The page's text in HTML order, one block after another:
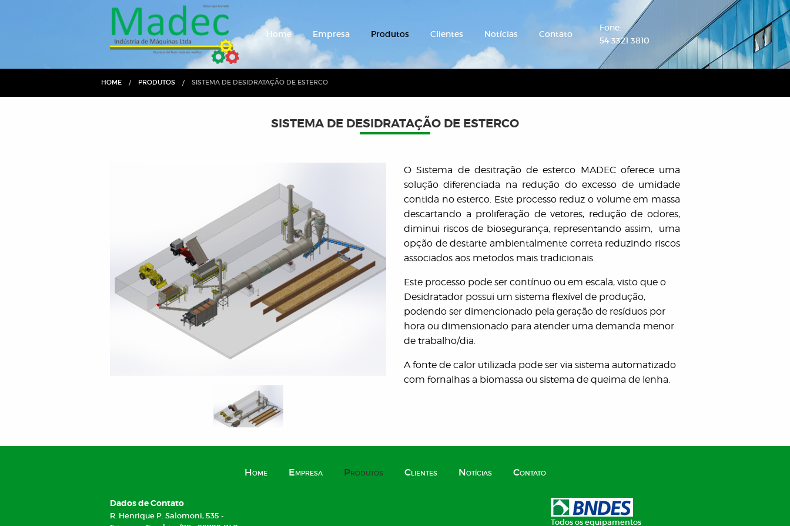
Home Empresa Produtos Clientes Notícias Contato
Fone:
54 3321 3810
HOME PRODUTOS CURRENT:
SISTEMA DE DESIDRATAÇÃO DE ESTERCO
SISTEMA DE DESIDRATAÇÃO DE ESTERCO
O Sistema de desitração de esterco MADEC oferece uma
solução diferenciada na redução do excesso de umidade
contida no esterco. Este processo reduz o volume em massa
descartando a proliferação de vetores, redução de odores,
diminui riscos de biosegurança, representando assim, uma
opção de destarte ambientalmente correta reduzindo riscos
associados aos metodos mais tradicionais.
Este processo pode ser contínuo ou em escala, visto que o
Desidratador possui um sistema flexível de produção,
podendo ser dimencionado pela geração de resíduos por
hora ou dimensionado para atender uma demanda menor
de trabalho/dia.
A fonte de calor utilizada pode ser via sistema automatizado
com fornalhas a biomassa ou sistema de queima de lenha.
Home Empresa Produtos Clientes Notícias Contato
Dados de Contato
R. Henrique P. Salomoni, 535 -
Todos os equipamentos